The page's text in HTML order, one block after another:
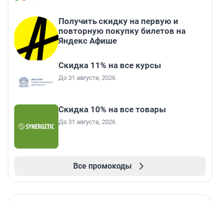
Получить скидку на первую и
повторную покупку билетов на
Яндекс Афише
Скидка 11% на все курсы
До 31 августа, 2026
Скидка 10% на все товары
До 31 августа, 2026
Все промокоды